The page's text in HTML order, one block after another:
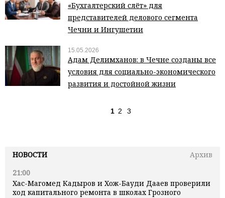
НОВОСТИ
Архив
21:00
Хас-Магомед Кадыров и Хож-Бауди Дааев проверили
ход капитального ремонта в школах Грозного
«Бухгалтерский слёт» для
представителей делового сегмента
Чечни и Ингушетии
15.05.2026
Адам Делимханов: в Чечне созданы все
условия для социально-экономического
развития и достойной жизни
1 2 3